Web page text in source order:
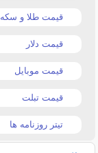
قیمت طلا و سکه
قیمت دلار
قیمت موبایل
قیمت تبلت
تیتر روزنامه ها